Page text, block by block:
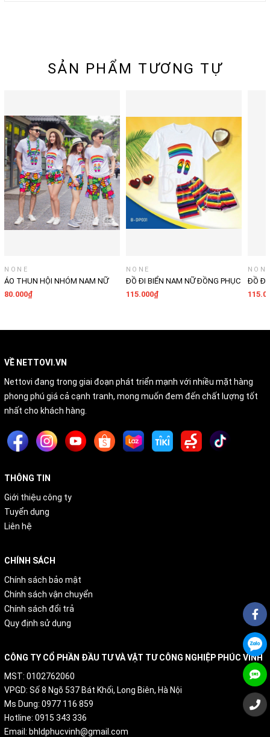
+ Bộ đồ đi biển nam thì có kiểu quần đùi ngang gối, form rộng
thoải mái. Quần có họa tiết nổi bật kết hợp đồng bộ với áo thun
Đặc biệt, bộ đồ đi biển này có rất nhiều kích thước khác nhau
để phù hợp với mọi lứa tuổi. Do đó, nếu bạn cần đồ đi biển cho
bé trai hoặc đồ đi biển cho bé gái hay kể cả đồ đi biển bigsize
thì sản phẩm cũng có cho bạn lựa chọn.
Hãy xem ngay bảng size trong ảnh sản phẩm (ảnh cuối) hoặc
tại mục “Bảng quy đổi kích cỡ” nhé.
CHÚ Ý: Chỉ cần chọn size áo, Shop sẽ chọn size quần phù hợp
(dựa vào size áo và giới tính),
SẢN PHẨM TƯƠNG TỰ
NONE
ÁO THUN HỘI NHÓM NAM NỮ
ĐỒNG PHỤC TEAM BUILDING
80.000₫
NONE
ĐỒ ĐI BIỂN NAM NỮ ĐỒNG PHỤC
ÁO QUẦN CHO GIA ĐÌNH CẶP ĐÔI
115.000₫
ĐỒ ĐI
ÁO
VỀ NETTOVI.VN
Nettovi đang trong giai đoạn phát triển mạnh với nhiều mặt hàng
phong phú giá cả cạnh tranh, mong muốn đem đến chất lượng tốt
nhất cho khách hàng.
THÔNG TIN
Giới thiệu công ty
Tuyển dụng
Liên hệ
CHÍNH SÁCH
Chính sách bảo mật
Chính sách vận chuyển
Chính sách đổi trả
Quy định sử dụng
CÔNG TY CỔ PHẦN ĐẦU TƯ VÀ VẬT TƯ CÔNG NGHIỆP PHÚC VINH
MST: 0102762060
VPGD: Số 8 Ngõ 537 Bát Khối, Long Biên, Hà Nội
Ms Dung: 0977 116 859
Hotline: 0915 343 336
Email: bhldphucvinh@gmail.com